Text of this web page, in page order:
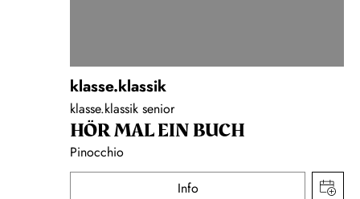
klasse.klassik
klasse.klassik senior
HÖR MAL EIN BUCH
Pinocchio
Info